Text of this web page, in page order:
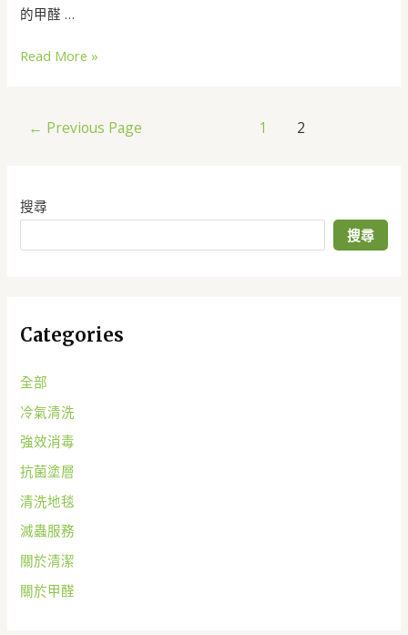
搜尋
搜尋
Categories
全部
冷氣清洗
強效消毒
抗菌塗層
清洗地毯
滅蟲服務
關於清潔
關於甲醛
的甲醛 …
Read More »
← Previous Page 1 2